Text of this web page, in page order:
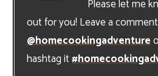
Please let me
out for you! Leave a
@homecookingadventure
hashtag it